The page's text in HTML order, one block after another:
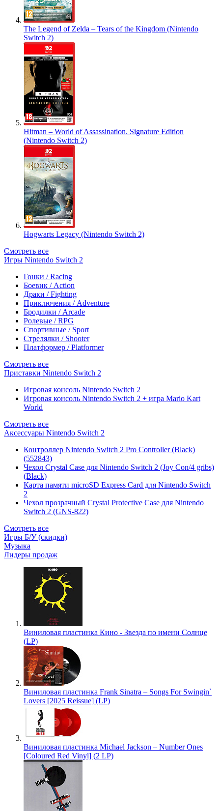
The Legend of Zelda – Tears of the Kingdom (Nintendo
Switch 2)
Hitman – World of Assassination. Signature Edition
(Nintendo Switch 2)
Hogwarts Legacy (Nintendo Switch 2)
Смотреть все
Игры Nintendo Switch 2
Гонки / Racing
Боевик / Action
Драки / Fighting
Приключения / Adventure
Бродилки / Arcade
Ролевые / RPG
Спортивные / Sport
Стрелялки / Shooter
Платформер / Platformer
Смотреть все
Приставки Nintendo Switch 2
Игровая консоль Nintendo Switch 2
Игровая консоль Nintendo Switch 2 + игра Mario Kart
World
Смотреть все
Аксессуары Nintendo Switch 2
Контроллер Nintendo Switch 2 Pro Controller (Black)
(552843)
Чехол Сrystal Сase для Nintendo Switch 2 (Joy Con/4 gribs)
(Black)
Карта памяти microSD Express Card для Nintendo Switch
2
Чехол прозрачный Crystal Protective Case для Nintendo
Switch 2 (GNS-822)
Смотреть все
Игры Б/У (скидки)
Музыка
Лидеры продаж
Виниловая пластинка Кино - Звезда по имени Солнце
(LP)
Виниловая пластинка Frank Sinatra – Songs For Swingin`
Lovers [2025 Reissue] (LP)
Виниловая пластинка Michael Jackson – Number Ones
[Coloured Red Vinyl] (2 LP)